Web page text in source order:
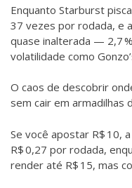
Enquanto Starburst
37 vezes por rodada, e
quase inalterada — 2,7
volatilidade como
O caos de descobrir
sem cair em armadilhas
Se você apostar R$ 10,
R$ 0,27 por rodada,
render até R$ 15, mas